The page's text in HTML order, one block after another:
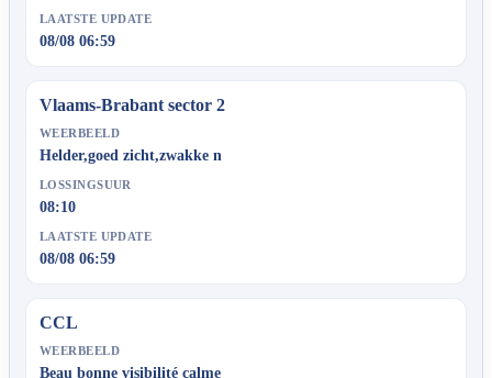
LAATSTE UPDATE
08/08 06:59
Vlaams-Brabant sector 2
WEERBEELD
Helder,goed zicht,zwakke n
LOSSINGSUUR
08:10
LAATSTE UPDATE
08/08 06:59
CCL
WEERBEELD
Beau bonne visibilité calme